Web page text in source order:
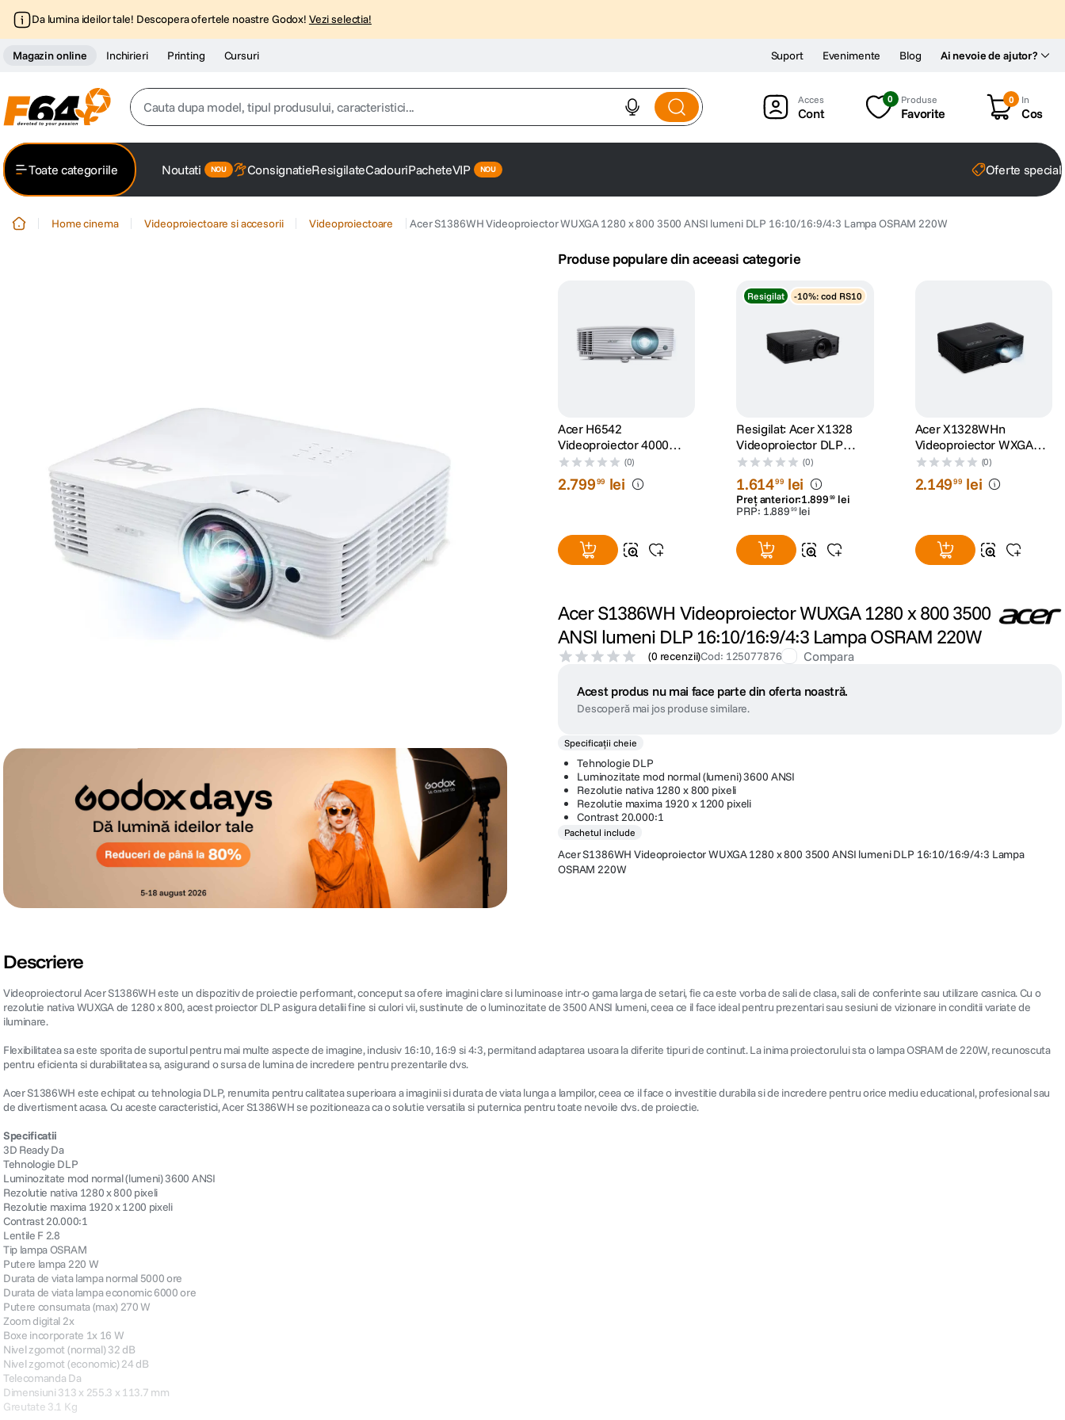
Da lumina ideilor tale! Descopera ofertele noastre Godox! Vezi selectia!
Magazin online Inchirieri Printing Cursuri Ai nevoie de ajutor?
Suport Evenimente Blog
Cauta dupa model, tipul produsului, caracteristici...
2. trepied
7
9. dji mic mini
dji osmo
Cont
0 Produse
Favorite
0 In
Cos
Toate categoriile Noutati ConsignatieResigilateCadouriPacheteVIP Oferte
Home cinema Videoproiectoare si accesorii Videoproiectoare Acer S1386WH Videoproiector WUXGA 1280 x 800 3500 ANSI lumeni DLP 16:10/16:9/4:3 Lampa OSRAM 220W
Produse populare din aceeasi categorie
Acer H6542
Videoproiector 4000
lumeni DLP Full HD 16:9
HDMI VGA Boxe 3W Alb
(0)
2.79999 lei
Resigilat -10%: cod RS10
Resigilat: Acer X1328
Videoproiector DLP
WXGA 1280x800 5000
lumeni HDMI Negru -
RS125084890-2
(0)
1.61499 lei
Preț anterior:1.899 99 lei
PRP: 1.889 99 lei
Acer X1328WHn
Videoproiector WXGA
1280x800 5.000 Lumeni
Difuzor 3W Negru
(0)
2.14999 lei
Acer S1386WH Videoproiector WUXGA 1280 x 800 3500
ANSI lumeni DLP 16:10/16:9/4:3 Lampa OSRAM 220W
(0 recenzii)Cod: 125077876 Compara
Acest produs nu mai face parte din oferta noastră.
Descoperă mai jos produse similare.
Specificații cheie
Tehnologie DLP
Luminozitate mod normal (lumeni) 3600 ANSI
Rezolutie nativa 1280 x 800 pixeli
Rezolutie maxima 1920 x 1200 pixeli
Contrast 20.000:1
Pachetul include
Acer S1386WH Videoproiector WUXGA 1280 x 800 3500 ANSI lumeni DLP 16:10/16:9/4:3 Lampa
OSRAM 220W
Descriere
Videoproiectorul Acer S1386WH este un dispozitiv de proiectie performant, conceput sa ofere imagini clare si luminoase intr-o gama larga de setari, fie ca este vorba de sali de clasa, sali de conferinte sau utilizare casnica. Cu o
rezolutie nativa WUXGA de 1280 x 800, acest proiector DLP asigura detalii fine si culori vii, sustinute de o luminozitate de 3500 ANSI lumeni, ceea ce il face ideal pentru prezentari sau sesiuni de vizionare in conditii variate de
iluminare.
Flexibilitatea sa este sporita de suportul pentru mai multe aspecte de imagine, inclusiv 16:10, 16:9 si 4:3, permitand adaptarea usoara la diferite tipuri de continut. La inima proiectorului sta o lampa OSRAM de 220W, recunoscuta
pentru eficienta si durabilitatea sa, asigurand o sursa de lumina de incredere pentru prezentarile dvs.
Acer S1386WH este echipat cu tehnologia DLP, renumita pentru calitatea superioara a imaginii si durata de viata lunga a lampilor, ceea ce il face o investitie durabila si de incredere pentru orice mediu educational, profesional sau
de divertisment acasa. Cu aceste caracteristici, Acer S1386WH se pozitioneaza ca o solutie versatila si puternica pentru toate nevoile dvs. de proiectie.
Specificatii
3D Ready Da
Tehnologie DLP
Luminozitate mod normal (lumeni) 3600 ANSI
Rezolutie nativa 1280 x 800 pixeli
Rezolutie maxima 1920 x 1200 pixeli
Contrast 20.000:1
Lentile F 2.8
Tip lampa OSRAM
Putere lampa 220 W
Durata de viata lampa normal 5000 ore
Durata de viata lampa economic 6000 ore
Putere consumata (max) 270 W
Zoom digital 2x
Boxe incorporate 1x 16 W
Nivel zgomot (normal) 32 dB
Nivel zgomot (economic) 24 dB
Telecomanda Da
Dimensiuni 313 x 255.3 x 113.7 mm
Greutate 3.1 Kg